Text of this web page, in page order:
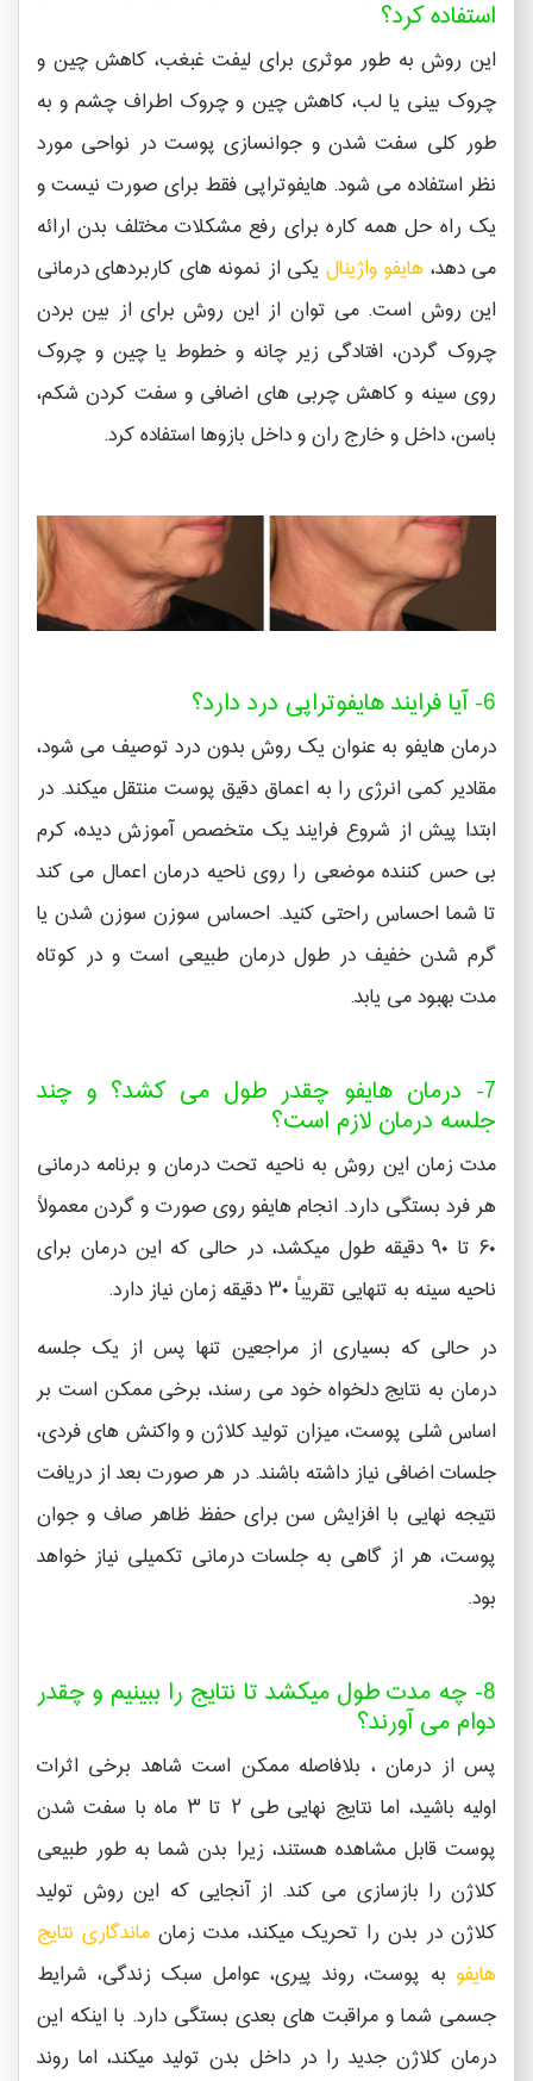
استفاده کرد؟
این روش به طور موثری برای لیفت غبغب، کاهش چین و
چروک بینی یا لب، کاهش چین و چروک اطراف چشم و به
طور کلی سفت شدن و جوانسازی پوست در نواحی مورد
نظر استفاده می شود. هایفوتراپی فقط برای صورت نیست و
یک راه حل همه کاره برای رفع مشکلات مختلف بدن ارائه
می دهد، هایفو واژینال یکی از نمونه های کاربردهای درمانی
این روش است. می توان از این روش برای از بین بردن
چروک گردن، افتادگی زیر چانه و خطوط یا چین و چروک
روی سینه و کاهش چربی های اضافی و سفت کردن شکم،
باسن، داخل و خارج ران و داخل بازوها استفاده کرد.
6- آیا فرایند هایفوتراپی درد دارد؟
درمان هایفو به عنوان یک روش بدون درد توصیف می شود،
مقادیر کمی انرژی را به اعماق دقیق پوست منتقل میکند. در
ابتدا پیش از شروع فرایند یک متخصص آموزش دیده، کرم
بی حس کننده موضعی را روی ناحیه درمان اعمال می کند
تا شما احساس راحتی کنید. احساس سوزن سوزن شدن یا
گرم شدن خفیف در طول درمان طبیعی است و در کوتاه
مدت بهبود می یابد.
7- درمان هایفو چقدر طول می کشد؟ و چند
جلسه درمان لازم است؟
مدت زمان این روش به ناحیه تحت درمان و برنامه درمانی
هر فرد بستگی دارد. انجام هایفو روی صورت و گردن معمولاً
۶۰ تا ۹۰ دقیقه طول میکشد، در حالی که این درمان برای
ناحیه سینه به تنهایی تقریباً ۳۰ دقیقه زمان نیاز دارد.
در حالی که بسیاری از مراجعین تنها پس از یک جلسه
درمان به نتایج دلخواه خود می رسند، برخی ممکن است بر
اساس شلی پوست، میزان تولید کلاژن و واکنش های فردی،
جلسات اضافی نیاز داشته باشند. در هر صورت بعد از دریافت
نتیجه نهایی با افزایش سن برای حفظ ظاهر صاف و جوان
پوست، هر از گاهی به جلسات درمانی تکمیلی نیاز خواهد
بود.
8- چه مدت طول میکشد تا نتایج را ببینیم و چقدر
دوام می آورند؟
پس از درمان ، بلافاصله ممکن است شاهد برخی اثرات
اولیه باشید، اما نتایج نهایی طی ۲ تا ۳ ماه با سفت شدن
پوست قابل مشاهده هستند، زیرا بدن شما به طور طبیعی
کلاژن را بازسازی می کند. از آنجایی که این روش تولید
کلاژن در بدن را تحریک میکند، مدت زمانماندگاری نتایج
هایفو به پوست، روند پیری، عوامل سبک زندگی، شرایط
جسمی شما و مراقبت های بعدی بستگی دارد. با اینکه این
درمان کلاژن جدید را در داخل بدن تولید میکند، اما روند